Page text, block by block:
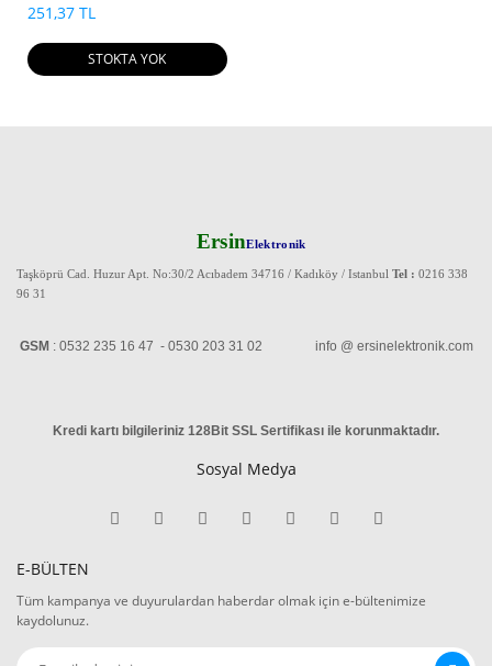
251,37 TL
STOKTA YOK
ErsinElektronik
Taşköprü Cad. Huzur Apt. No:30/2 Acıbadem 34716 / Kadıköy / Istanbul Tel : 0216 338
96 31
GSM : 0532 235 16 47 - 0530 203 31 02 info @ ersinelektronik.com
Kredi kartı bilgileriniz 128Bit SSL Sertifikası ile korunmaktadır.
Sosyal Medya
E-BÜLTEN
Tüm kampanya ve duyurulardan haberdar olmak için e-bültenimize
kaydolunuz.